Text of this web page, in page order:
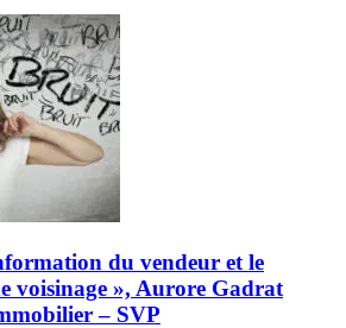
du vendeur et le
voisinage », Aurore Gadrat
– SVP